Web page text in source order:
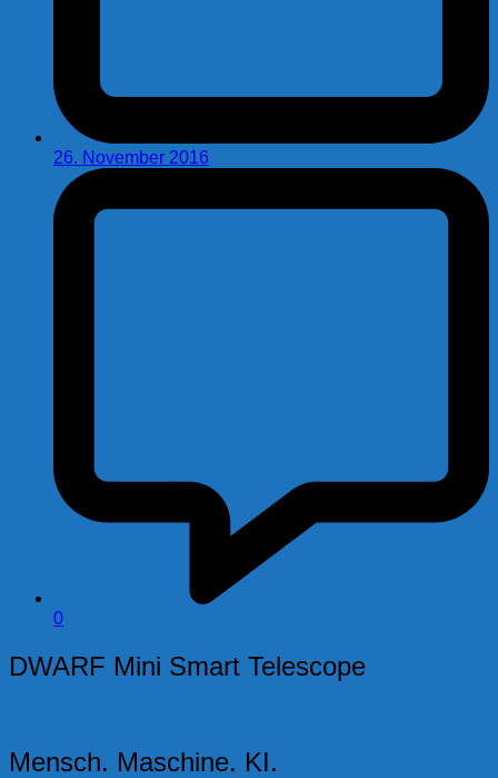
26. November 2016
0
DWARF Mini Smart Telescope
Mensch. Maschine. KI.